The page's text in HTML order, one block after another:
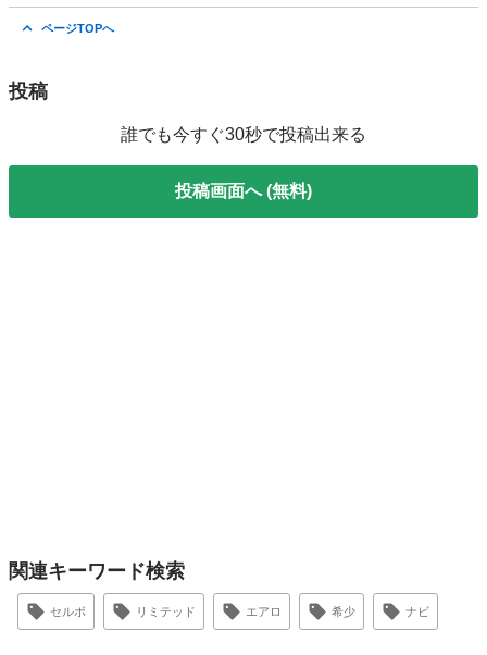
ページTOPへ
投稿
誰でも今すぐ30秒で投稿出来る
投稿画面へ (無料)
関連キーワード検索
セルボ リミテッド エアロ 希少 ナビ